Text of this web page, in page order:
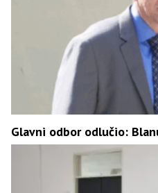
Glavni odbor odlučio: